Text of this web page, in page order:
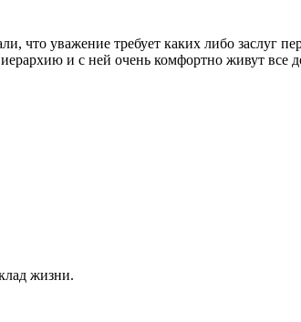
что уважение требует каких либо заслуг
и с ней очень комфортно живут все
жизни.